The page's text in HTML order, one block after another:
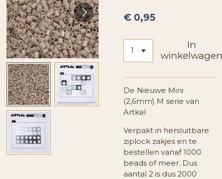
€ 0,95
In
De Nieuwe Mini
(2,6mm) M serie van
Artkal
Verpakt in hersluitbare
ziplock zakjes en te
bestellen vanaf 1000
beads of meer. Dus
aantal 2 is dus 2000